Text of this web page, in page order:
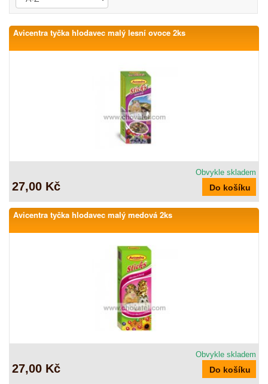
Avicentra tyčka hlodavec malý lesní ovoce 2ks
Obvykle skladem
27,00 Kč
Avicentra tyčka hlodavec malý medová 2ks
Obvykle skladem
27,00 Kč